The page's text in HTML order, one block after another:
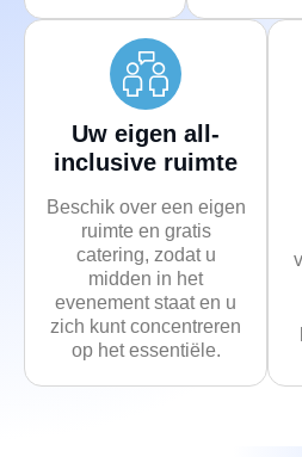
Uw eigen all-
inclusive ruimte
Beschik over een eigen
ruimte en gratis
catering, zodat u
midden in het
evenement staat en u
zich kunt concentreren
op het essentiële.